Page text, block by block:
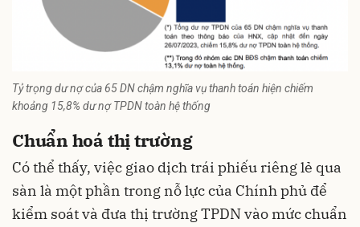
Tỷ trọng dư nợ của 65 DN chậm nghĩa vụ thanh toán hiện chiếm
khoảng 15,8% dư nợ TPDN toàn hệ thống
Chuẩn hoá thị trường
Có thể thấy, việc giao dịch trái phiếu riêng lẻ qua
sàn là một phần trong nỗ lực của Chính phủ để
kiểm soát và đưa thị trường TPDN vào mức chuẩn